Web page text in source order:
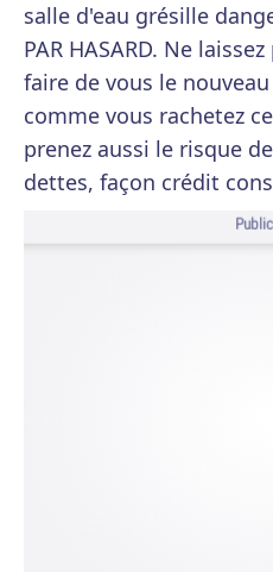
salle d'eau grésille
PAR HASARD. Ne
faire de vous le
comme vous rachetez
prenez aussi le risque
dettes, façon crédit